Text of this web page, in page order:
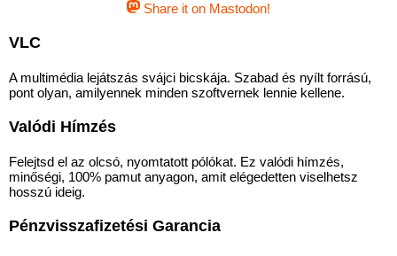
Share it on Mastodon!
VLC
A multimédia lejátszás svájci bicskája. Szabad és nyílt forrású,
pont olyan, amilyennek minden szoftvernek lennie kellene.
Valódi Hímzés
Felejtsd el az olcsó, nyomtatott pólókat. Ez valódi hímzés,
minőségi, 100% pamut anyagon, amit elégedetten viselhetsz
hosszú ideig.
Pénzvisszafizetési Garancia